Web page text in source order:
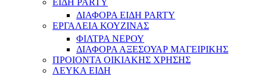
ΕΙΔΗ PARTY
ΔΙΑΦΟΡΑ ΕΙΔΗ PARTY
ΕΡΓΑΛΕΙΑ ΚΟΥΖΙΝΑΣ
ΦΙΛΤΡΑ ΝΕΡΟΥ
ΔΙΑΦΟΡΑ ΑΞΕΣΟΥΑΡ ΜΑΓΕΙΡΙΚΗΣ
ΠΡΟΙΟΝΤΑ ΟΙΚΙΑΚΗΣ ΧΡΗΣΗΣ
ΛΕΥΚΑ ΕΙΔΗ